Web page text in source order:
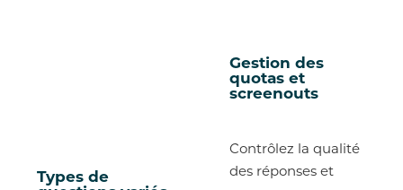
Gestion des
quotas et
screenouts
Contrôlez la qualité
des réponses et
Types de